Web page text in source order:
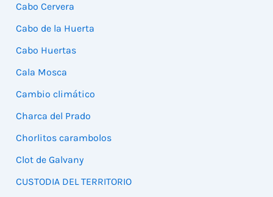
Cabo Cervera
Cabo de la Huerta
Cabo Huertas
Cala Mosca
Cambio climático
Charca del Prado
Chorlitos carambolos
Clot de Galvany
CUSTODIA DEL TERRITORIO